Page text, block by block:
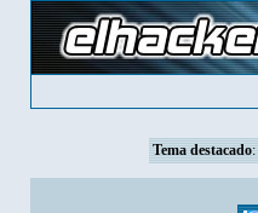
Tema destacado: